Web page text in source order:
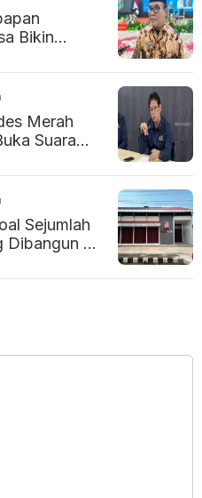
Bikin
Merah
Suara
Sejumlah
Dibangun di